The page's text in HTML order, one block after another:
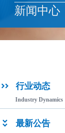
新闻中心
 行业动态
Industry Dynamics
 最新公告